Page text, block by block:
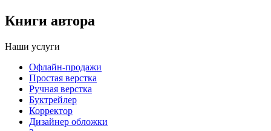
Книги автора
Наши услуги
Офлайн-продажи
Простая верстка
Ручная верстка
Буктрейлер
Корректор
Дизайнер обложки